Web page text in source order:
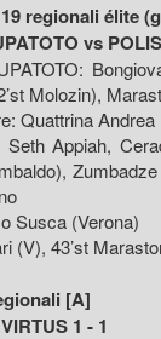
regionali élite
vs
Molozin),
Quattrina Andrea
Appiah,
Susca (Verona)
(V), 43’st
[A]
1 - 1